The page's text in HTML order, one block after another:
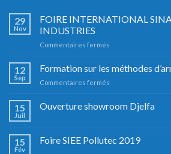
29
Nov
FOIRE INTERNATIONAL
INDUSTRIES
Commentaires fermés
INTERNATIONAL
SINAA
INDUSTRIES
12
Sep
Formation sur les méthodes
Commentaires fermés
les
15
Juil
Ouverture showroom Djelfa
15
Fév
Foire SIEE Pollutec 2019